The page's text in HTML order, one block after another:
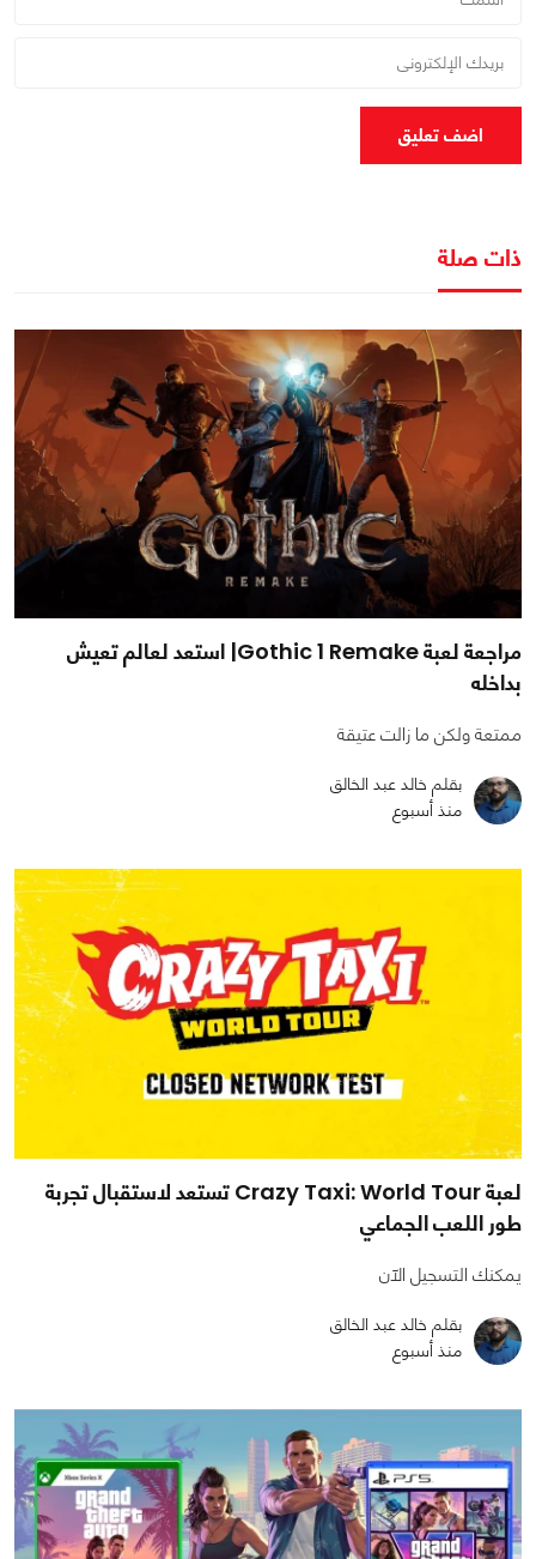
اضف تعليق
ذات صلة
مراجعة لعبة Gothic 1 Remake| استعد لعالم تعيش
بداخله
ممتعة ولكن ما زالت عتيقة
بقلم خالد عبد الخالق
منذ أسبوع
لعبة Crazy Taxi: World Tour تستعد لاستقبال تجربة
طور اللعب الجماعي
يمكنك التسجيل الآن
بقلم خالد عبد الخالق
منذ أسبوع